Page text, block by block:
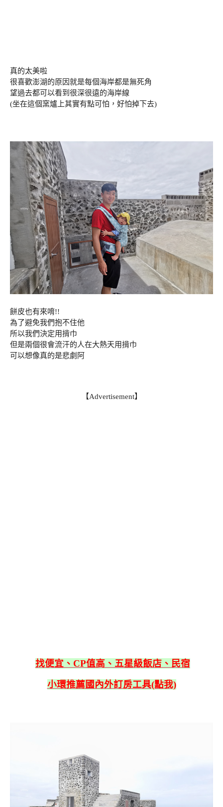
真的太美啦
很喜歡澎湖的原因就是每個海岸都是無死角
望過去都可以看到很深很遠的海岸線
(坐在這個窯爐上其實有點可怕，好怕掉下去)
餅皮也有來唷!!
為了避免我們抱不住他
所以我們決定用揹巾
但是兩個很會流汗的人在大熱天用揹巾
可以想像真的是悲劇阿
【Advertisement】
找便宜、CP值高、五星級飯店、民宿
小環推薦國內外訂房工具(點我)